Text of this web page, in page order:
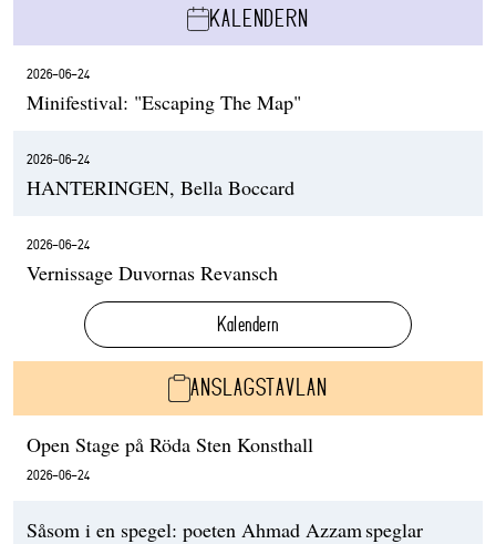
KALENDERN
2026-06-24
Minifestival: "Escaping The Map"
2026-06-24
HANTERINGEN, Bella Boccard
2026-06-24
Vernissage Duvornas Revansch
Kalendern
ANSLAGSTAVLAN
Open Stage på Röda Sten Konsthall
2026-06-24
Såsom i en spegel: poeten Ahmad Azzam speglar